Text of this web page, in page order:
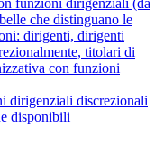
funzioni dirigenziali (da
che distinguano le
dirigenti, dirigenti
titolari di
con funzioni
dirigenziali discrezionali
disponibili